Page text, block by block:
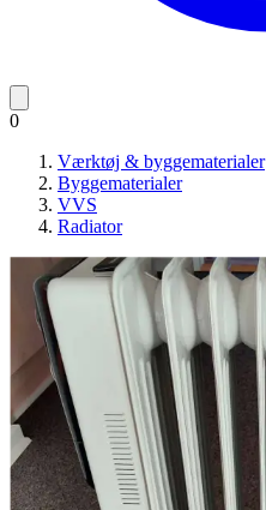
0
Værktøj & byggematerialer
Byggematerialer
VVS
Radiator